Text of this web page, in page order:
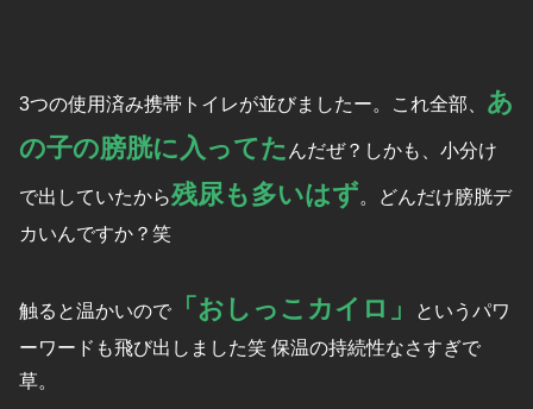
3つの使用済み携帯トイレが並びましたー。これ全部、 あ
の子の膀胱に入ってた んだぜ？しかも、小分け
で出していたから残尿も多いはず。どんだけ膀胱デ
カいんですか？笑
触ると温かいので 「おしっこカイロ」
というパワ
ーワードも飛び出しました笑 保温の持続性なさすぎで
草。